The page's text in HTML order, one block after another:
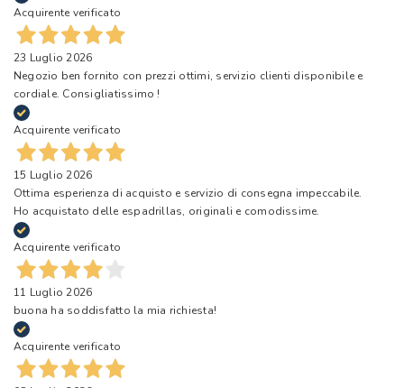
Acquirente verificato
23 Luglio 2026
Negozio ben fornito con prezzi ottimi, servizio clienti disponibile e
cordiale. Consigliatissimo !
Acquirente verificato
15 Luglio 2026
Ottima esperienza di acquisto e servizio di consegna impeccabile.
Ho acquistato delle espadrillas, originali e comodissime.
Acquirente verificato
11 Luglio 2026
buona ha soddisfatto la mia richiesta!
Acquirente verificato